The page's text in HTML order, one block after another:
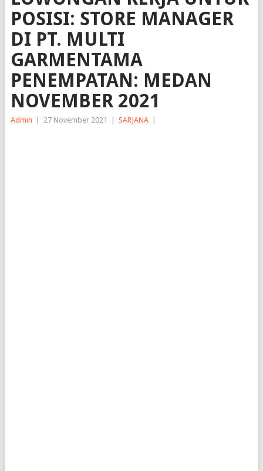
POSISI: STORE MANAGER
DI PT. MULTI
GARMENTAMA
PENEMPATAN: MEDAN
NOVEMBER 2021
Admin 27 November 2021 SARJANA